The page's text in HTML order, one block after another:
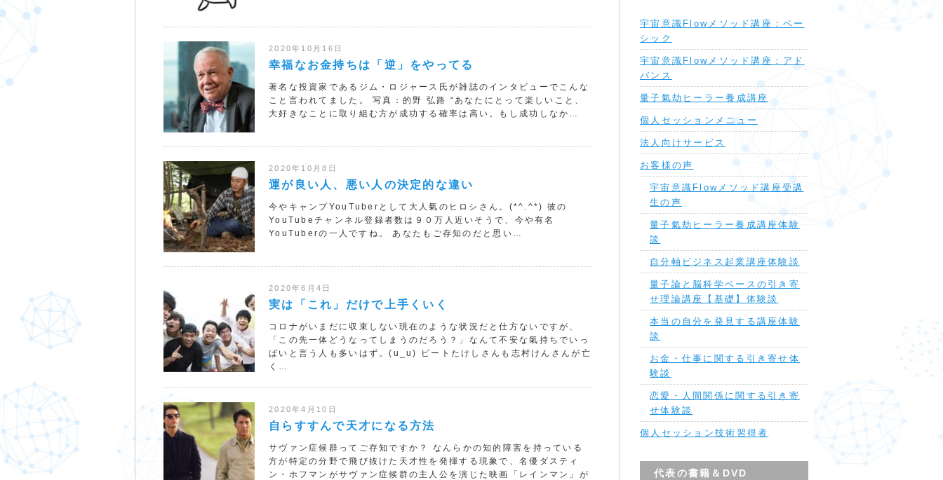
2020年10月16日
幸福なお金持ちは「逆」をやってる
著名な投資家であるジム・ロジャース氏が雑誌のインタビューでこんな
こと言われてました。 写真：的野 弘路 “あなたにとって楽しいこと、
大好きなことに取り組む方が成功する確率は高い。もし成功しなか…
2020年10月8日
運が良い人、悪い人の決定的な違い
今やキャンプYouTuberとして大人氣のヒロシさん。(*^.^*) 彼の
YouTubeチャンネル登録者数は９０万人近いそうで、今や有名
YouTuberの一人ですね。 あなたもご存知のだと思い…
2020年6月4日
実は「これ」だけで上手くいく
コロナがいまだに収束しない現在のような状況だと仕方ないですが、
「この先一体どうなってしまうのだろう？」なんて不安な氣持ちでいっ
ぱいと言う人も多いはず。(u_u) ビートたけしさんも志村けんさんが亡
く…
2020年4月10日
自らすすんで天才になる方法
サヴァン症候群ってご存知ですか？ なんらかの知的障害を持っている
方が特定の分野で飛び抜けた天才性を発揮する現象で、名優ダスティ
ン・ホフマンがサヴァン症候群の主人公を演じた映画「レインマン」が
宇宙意識Flowメソッド講座：ベー
シック
宇宙意識Flowメソッド講座：アド
バンス
量子氣劫ヒーラー養成講座
個人セッションメニュー
法人向けサービス
お客様の声
宇宙意識Flowメソッド講座受講
生の声
量子氣劫ヒーラー養成講座体験
談
自分軸ビジネス起業講座体験談
量子論と脳科学ベースの引き寄
せ理論講座【基礎】体験談
本当の自分を発見する講座体験
談
お金・仕事に関する引き寄せ体
験談
恋愛・人間関係に関する引き寄
せ体験談
個人セッション技術習得者
代表の書籍＆DVD